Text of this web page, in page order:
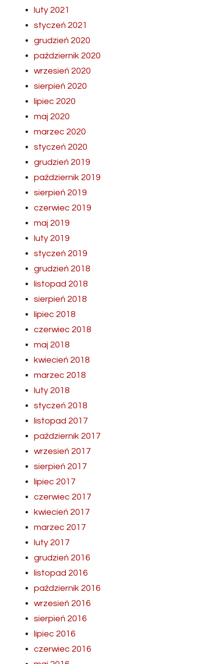
luty 2021
styczeń 2021
grudzień 2020
październik 2020
wrzesień 2020
sierpień 2020
lipiec 2020
maj 2020
marzec 2020
styczeń 2020
grudzień 2019
październik 2019
sierpień 2019
czerwiec 2019
maj 2019
luty 2019
styczeń 2019
grudzień 2018
listopad 2018
sierpień 2018
lipiec 2018
czerwiec 2018
maj 2018
kwiecień 2018
marzec 2018
luty 2018
styczeń 2018
listopad 2017
październik 2017
wrzesień 2017
sierpień 2017
lipiec 2017
czerwiec 2017
kwiecień 2017
marzec 2017
luty 2017
grudzień 2016
listopad 2016
październik 2016
wrzesień 2016
sierpień 2016
lipiec 2016
czerwiec 2016